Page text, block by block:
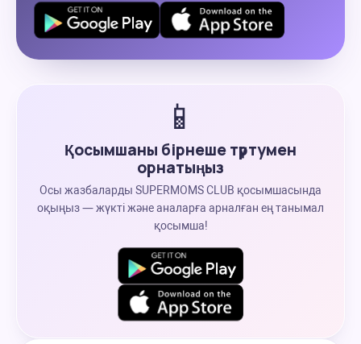
📱
Қосымшаны бірнеше түртумен
орнатыңыз
Осы жазбаларды SUPERMOMS CLUB қосымшасында
оқыңыз — жүкті және аналарға арналған ең танымал
қосымша!